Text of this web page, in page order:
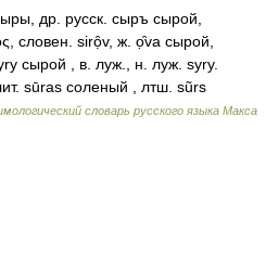
др. русск. сыръ сырой,
словен. sirọ̑v, ж. о̣̑vа сырой,
сырой , в. луж., н. луж. sуrу.
sūras соленый , лтш. sũrs
словарь русского языка Макса